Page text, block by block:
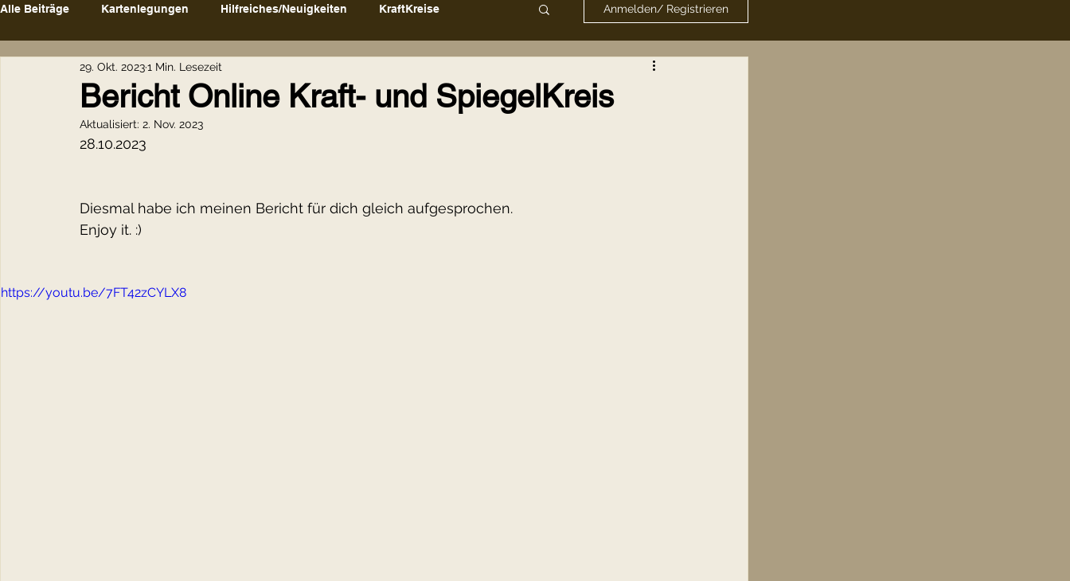
Alle Beiträge Kartenlegungen Hilfreiches/Neuigkeiten KraftKreise
Ahnenkraft Steine & Symbole
Heilkräuter
Jahreskreisfest Schwitzhütte
Anmelden/ Registrieren
Bericht Online Kraft- und SpiegelKreis
29. Okt. 20231 Min. Lesezeit
Aktualisiert: 2. Nov. 2023
28.10.2023
Diesmal habe ich meinen Bericht für dich gleich aufgesprochen.
Enjoy it. :)
https://youtu.be/7FT42zCYLX8